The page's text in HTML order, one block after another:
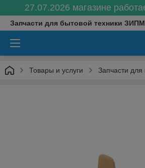
27.07.2026 магазине
Запчасти для бытовой техники
Товары и услуги Запчасти